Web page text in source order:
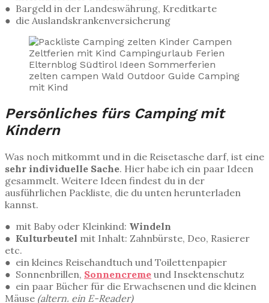
● Bargeld in der Landeswährung, Kreditkarte
● die Auslandskrankenversicherung
Persönliches fürs Camping mit
Kindern
Was noch mitkommt und in die Reisetasche darf, ist eine
sehr individuelle Sache. Hier habe ich ein paar Ideen
gesammelt. Weitere Ideen findest du in der
ausführlichen Packliste, die du unten herunterladen
kannst.
● mit Baby oder Kleinkind: Windeln
● Kulturbeutel mit Inhalt: Zahnbürste, Deo, Rasierer
etc.
● ein kleines Reisehandtuch und Toilettenpapier
● Sonnenbrillen, Sonnencreme und Insektenschutz
● ein paar Bücher für die Erwachsenen und die kleinen
Mäuse (altern. ein E-Reader)